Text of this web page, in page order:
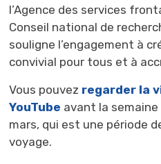
l’Agence des services
Conseil national de
souligne l’engagement à
convivial pour tous et à
Vous pouvez regarder la
YouTube avant la semaine
mars, qui est une période
voyage.